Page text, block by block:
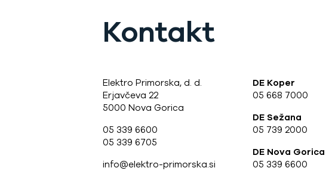
Kontakt
Elektro Primorska, d. d.
Erjavčeva 22
5000 Nova Gorica
05 339 6600
05 339 6705
info@elektro-primorska.si
DE Koper
05 668 7000
DE Sežana
05 739 2000
DE Nova Gorica
05 339 6600